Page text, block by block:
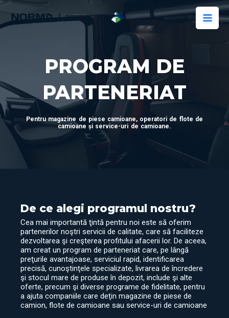
to
PROGRAM DE
PARTENERIAT
Pentru magazine de piese camioane, operatori de flote de
camioane și service-uri de camioane.
De ce alegi programul nostru?
Cea mai importantă ţintă pentru noi este să oferim
partenerilor noştri servicii de calitate, care să faciliteze
dezvoltarea şi creşterea profitului afacerii lor. De aceea,
am creat un program de parteneriat care, pe lângă
preţurile avantajoase, serviciul rapid, identificarea
precisă, cunoştinţele specializate, livrarea de încredere
şi stocul mare de produse în depozit, include şi alte
oferte, precum şi diverse programe de fidelitate, pentru
a ajuta companiile care deţin magazine de piese de
camion, flote de camioane sau service-uri de camioane